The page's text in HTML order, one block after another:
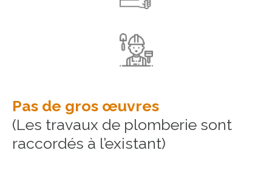
Pas de gros œuvres
(Les travaux de plomberie sont
raccordés à l’existant)